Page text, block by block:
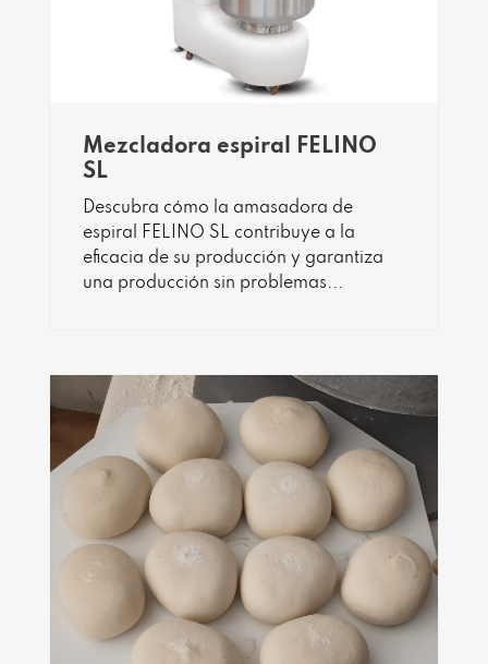
Mezcladora espiral FELINO
SL
Descubra cómo la amasadora de
espiral FELINO SL contribuye a la
eficacia de su producción y garantiza
una producción sin problemas...